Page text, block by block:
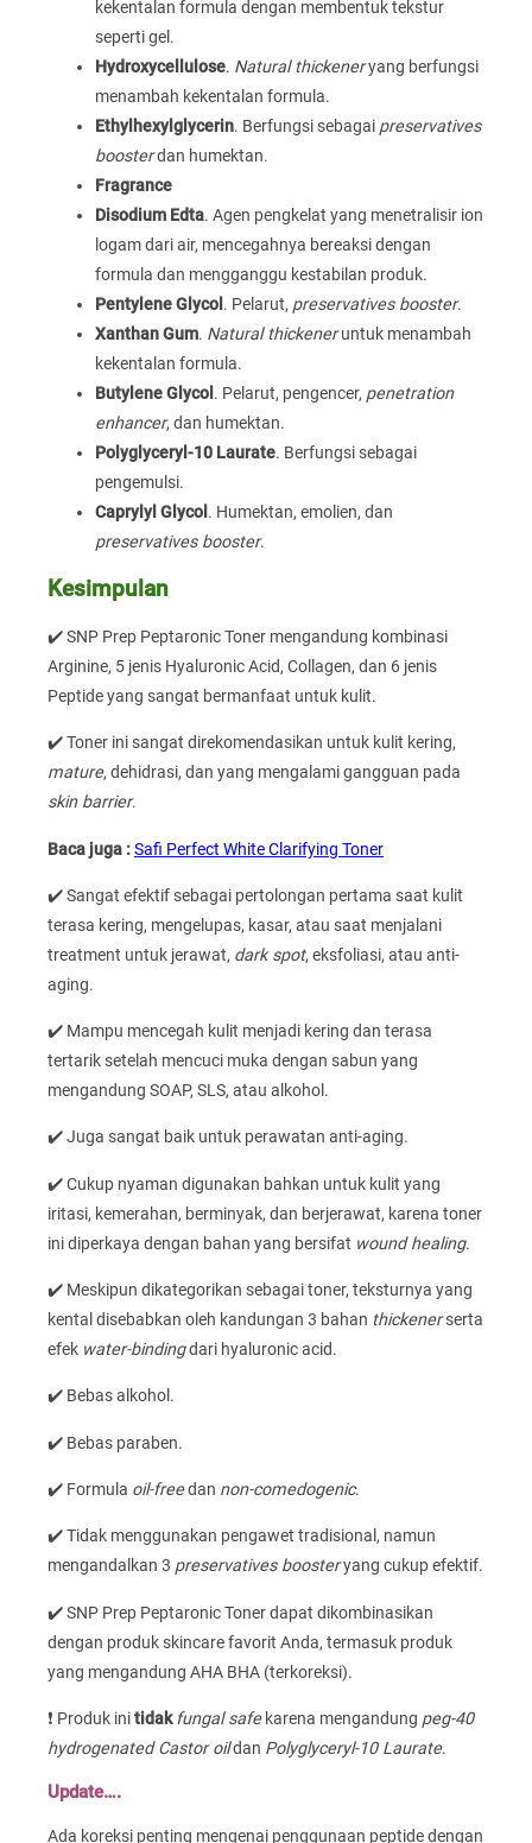
kekentalan formula dengan membentuk tekstur
seperti gel.
Hydroxycellulose. Natural thickeneryang berfungsi
menambah kekentalan formula.
Ethylhexylglycerin. Berfungsi sebagai preservatives
boosterdan humektan.
Fragrance
Disodium Edta. Agen pengkelat yang menetralisir ion
logam dari air, mencegahnya bereaksi dengan
formula dan mengganggu kestabilan produk.
Pentylene Glycol . Pelarut, preservatives booster.
Xanthan Gum. Natural thickeneruntuk menambah
kekentalan formula.
Butylene Glycol . Pelarut, pengencer, penetration
enhancer, dan humektan.
Polyglyceryl-10 Laurate. Berfungsi sebagai
pengemulsi.
Caprylyl Glycol . Humektan, emolien, dan
preservatives booster.
Kesimpulan
✔️ SNP Prep Peptaronic Toner mengandung kombinasi
Arginine, 5 jenis Hyaluronic Acid, Collagen, dan 6 jenis
Peptide yang sangat bermanfaat untuk kulit.
✔️ Toner ini sangat direkomendasikan untuk kulit kering,
mature, dehidrasi, dan yang mengalami gangguan pada
skin barrier.
Baca juga :Safi Perfect White Clarifying Toner
✔️ Sangat efektif sebagai pertolongan pertama saat kulit
terasa kering, mengelupas, kasar, atau saat menjalani
treatment untuk jerawat, dark spot, eksfoliasi, atau anti-
aging.
✔️ Mampu mencegah kulit menjadi kering dan terasa
tertarik setelah mencuci muka dengan sabun yang
mengandung SOAP, SLS, atau alkohol.
✔️ Juga sangat baik untuk perawatan anti-aging.
✔️ Cukup nyaman digunakan bahkan untuk kulit yang
iritasi, kemerahan, berminyak, dan berjerawat, karena toner
ini diperkaya dengan bahan yang bersifat wound healing.
✔️ Meskipun dikategorikan sebagai toner, teksturnya yang
kental disebabkan oleh kandungan 3 bahan thickenerserta
efek water-bindingdari hyaluronic acid.
✔️ Bebas alkohol.
✔️ Bebas paraben.
✔️ Formula oil-freedan non-comedogenic.
✔️ Tidak menggunakan pengawet tradisional, namun
mengandalkan 3 preservatives boosteryang cukup efektif.
✔️ SNP Prep Peptaronic Toner dapat dikombinasikan
dengan produk skincare favorit Anda, termasuk produk
yang mengandung AHA BHA (terkoreksi).
❗ Produk initidak fungal safekarena mengandung peg-40
hydrogenated Castor oildan Polyglyceryl-10 Laurate.
Update….
Ada koreksi penting mengenai penggunaan peptide dengan